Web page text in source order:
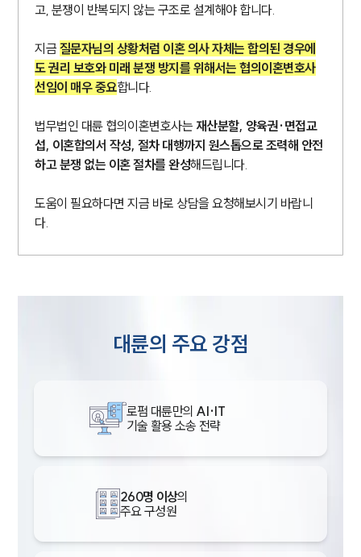
고, 분쟁이 반복되지 않는 구조로 설계해야 합니다.
지금 질문자님의 상황처럼 이혼 의사 자체는 합의된 경우에
도 권리 보호와 미래 분쟁 방지를 위해서는 협의이혼변호사
선임이 매우 중요합니다.
법무법인 대륜 협의이혼변호사는 재산분할, 양육권·면접교
섭, 이혼합의서 작성, 절차 대행까지 원스톱으로 조력해 안전
하고 분쟁 없는 이혼 절차를 완성해드립니다.
도움이 필요하다면 지금 바로 상담을 요청해보시기 바랍니
다.
대륜의 주요 강점
로펌 대륜만의 AI·IT
기술 활용 소송 전략
260명 이상의
주요 구성원